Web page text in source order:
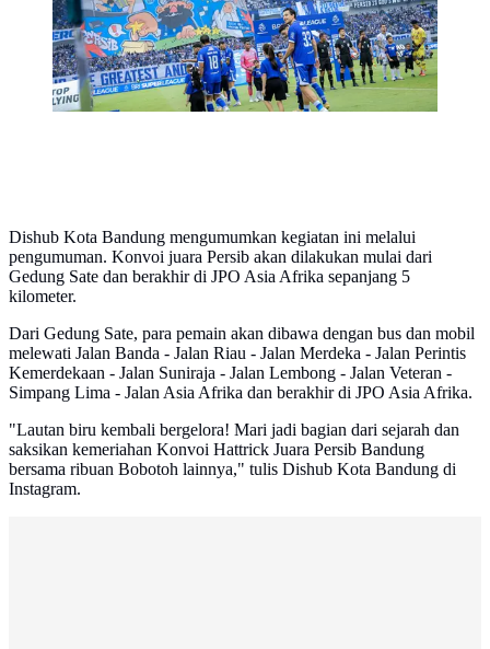
Dishub Kota Bandung mengumumkan kegiatan ini melalui
pengumuman. Konvoi juara Persib akan dilakukan mulai dari
Gedung Sate dan berakhir di JPO Asia Afrika sepanjang 5
kilometer.
Dari Gedung Sate, para pemain akan dibawa dengan bus dan mobil
melewati Jalan Banda - Jalan Riau - Jalan Merdeka - Jalan Perintis
Kemerdekaan - Jalan Suniraja - Jalan Lembong - Jalan Veteran -
Simpang Lima - Jalan Asia Afrika dan berakhir di JPO Asia Afrika.
"Lautan biru kembali bergelora! Mari jadi bagian dari sejarah dan
saksikan kemeriahan Konvoi Hattrick Juara Persib Bandung
bersama ribuan Bobotoh lainnya," tulis Dishub Kota Bandung di
Instagram.